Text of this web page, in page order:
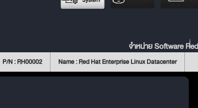
จำหน่าย Software
P/N : RH00002 Name : Red Hat Enterprise Linux Datacenter